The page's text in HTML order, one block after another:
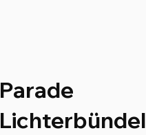
Parade
Lichterbündel